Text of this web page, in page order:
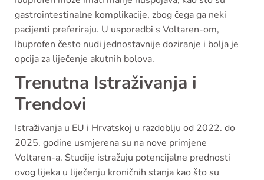
gastrointestinalne komplikacije, zbog čega ga neki
pacijenti preferiraju. U usporedbi s Voltaren-om,
Ibuprofen često nudi jednostavnije doziranje i bolja je
opcija za liječenje akutnih bolova.
Trenutna Istraživanja i
Trendovi
Istraživanja u EU i Hrvatskoj u razdoblju od 2022. do
2025. godine usmjerena su na nove primjene
Voltaren-a. Studije istražuju potencijalne prednosti
ovog lijeka u liječenju kroničnih stanja kao što su